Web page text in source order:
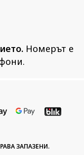
Номерът е
ЗАПАЗЕНИ.